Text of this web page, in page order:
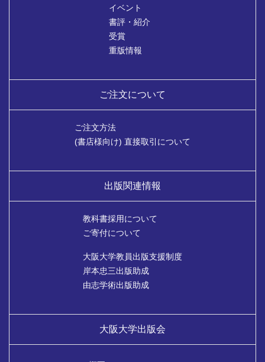
イベント
書評・紹介
受賞
重版情報
ご注文について
ご注文方法
(書店様向け) 直接取引について
出版関連情報
教科書採用について
ご寄付について
大阪大学教員出版支援制度
岸本忠三出版助成
由志学術出版助成
大阪大学出版会